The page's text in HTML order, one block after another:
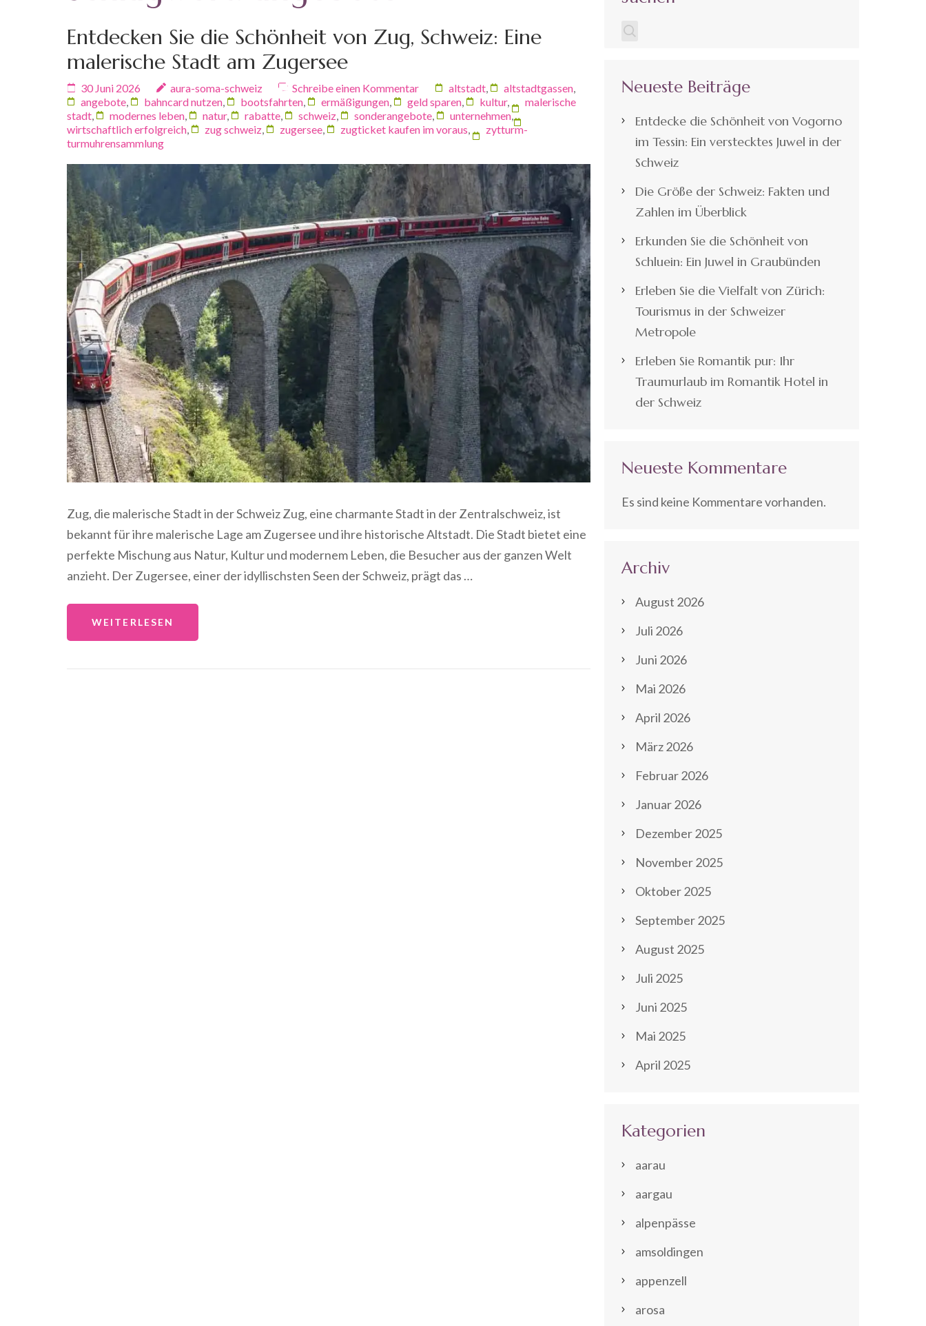
Entdecken Sie die Schönheit von Zug, Schweiz: Eine
malerische Stadt am Zugersee
30 Juni 2026 aura-soma-schweiz Schreibe einen Kommentar altstadt altstadtgassen
angebote
bahncard nutzen bootsfahrten ermäßigungen geld sparen kultur,
malerische
stadt
modernes leben natur, rabatte schweiz sonderangebote unternehmen,
wirtschaftlich erfolgreich
zug schweiz zugersee zugticket kaufen im voraus
zytturm-
turmuhrensammlung
Zug, die malerische Stadt in der Schweiz Zug, eine charmante Stadt in der Zentralschweiz, ist
bekannt für ihre malerische Lage am Zugersee und ihre historische Altstadt. Die Stadt bietet eine
perfekte Mischung aus Natur, Kultur und modernem Leben, die Besucher aus der ganzen Welt
anzieht. Der Zugersee, einer der idyllischsten Seen der Schweiz, prägt das …
WEITERLESEN
Neueste Beiträge
Entdecke die Schönheit von Vogorno
im Tessin: Ein verstecktes Juwel in der
Schweiz
Die Größe der Schweiz: Fakten und
Zahlen im Überblick
Erkunden Sie die Schönheit von
Schluein: Ein Juwel in Graubünden
Erleben Sie die Vielfalt von Zürich:
Tourismus in der Schweizer
Metropole
Erleben Sie Romantik pur: Ihr
Traumurlaub im Romantik Hotel in
der Schweiz
Neueste Kommentare
Es sind keine Kommentare vorhanden.
Archiv
August 2026
Juli 2026
Juni 2026
Mai 2026
April 2026
März 2026
Februar 2026
Januar 2026
Dezember 2025
November 2025
Oktober 2025
September 2025
August 2025
Juli 2025
Juni 2025
Mai 2025
April 2025
Kategorien
aarau
aargau
alpenpässe
amsoldingen
appenzell
arosa